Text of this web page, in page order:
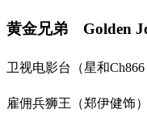
黄金兄弟 Golden
卫视电影台（星和
雇佣兵狮王（郑伊健饰